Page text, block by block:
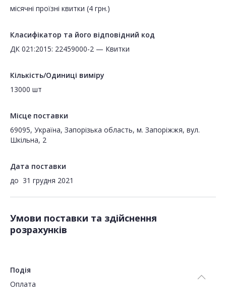
місячні проїзні квитки (4 грн.)
Класифікатор та його відповідний код
ДК 021:2015: 22459000-2 — Квитки
Кількість/Одиниці виміру
13000 шт
Місце поставки
69095, Україна, Запорізька область, м. Запоріжжя, вул.
Шкільна, 2
Дата поставки
до 31 грудня 2021
Умови поставки та здійснення
розрахунків
Подія
Оплата